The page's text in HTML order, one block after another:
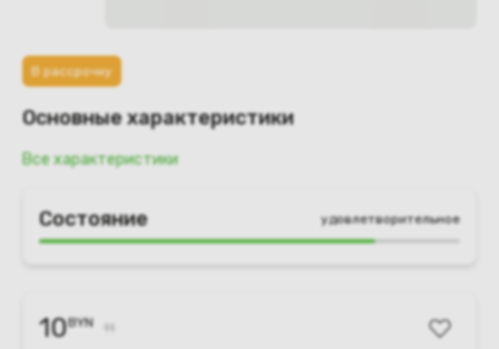
В рассрочку
Основные характеристики
Все характеристики
Состояние удовлетворительное
10BYN